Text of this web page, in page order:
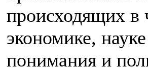
происходящих в
экономике,
понимания и